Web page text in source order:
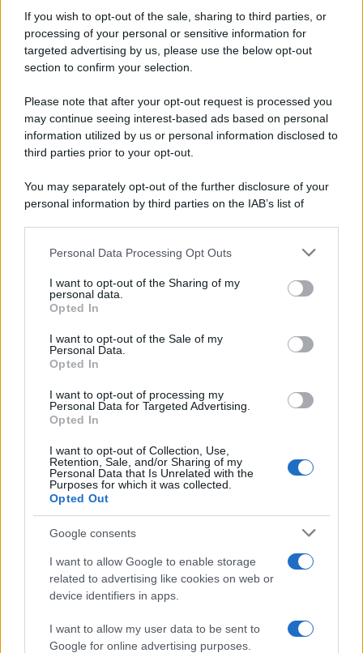
If you wish to opt-out of the sale, sharing to third parties, or
processing of your personal or sensitive information for
targeted advertising by us, please use the below opt-out
section to confirm your selection.
Please note that after your opt-out request is processed you
may continue seeing interest-based ads based on personal
information utilized by us or personal information disclosed to
third parties prior to your opt-out.
You may separately opt-out of the further disclosure of your
personal information by third parties on the IAB’s list of
This information may also be disclosed by us to third parties
disclose it to other third parties.
Please note that this website/app uses one or more Google
services and may gather and store information including but
not limited to your visit or usage behaviour. You may click to
grant or deny consent to Google and its third-party tags to
consent section.
Personal Data Processing Opt Outs
I want to opt-out of the Sharing of my
personal data.
Opted In
I want to opt-out of the Sale of my
Personal Data.
Opted In
I want to opt-out of processing my
Personal Data for Targeted Advertising.
Opted In
I want to opt-out of Collection, Use,
Retention, Sale, and/or Sharing of my
Personal Data that Is Unrelated with the
Purposes for which it was collected.
Opted Out
Google consents
I want to allow Google to enable storage
related to advertising like cookies on web or
device identifiers in apps.
I want to allow my user data to be sent to
Google for online advertising purposes.